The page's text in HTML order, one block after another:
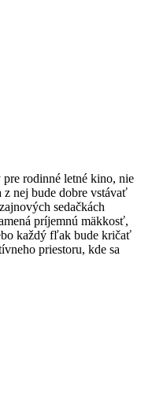
rodinné letné kino, nie
z nej bude dobre vstávať
sedačkách
príjemnú mäkkosť,
každý fľak bude kričať
priestoru, kde sa